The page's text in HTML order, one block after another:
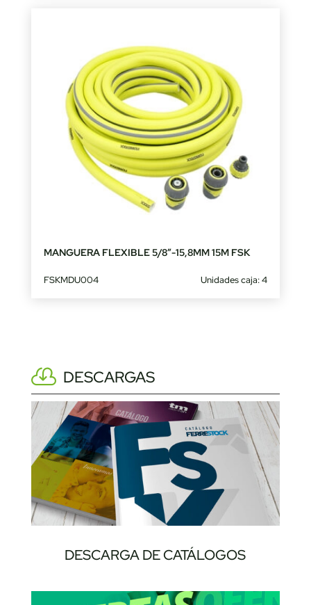
MANGUERA FLEXIBLE 5/8″-15,8MM 15M FSK
FSKMDU004 Unidades caja: 4
DESCARGAS
DESCARGA DE CATÁLOGOS